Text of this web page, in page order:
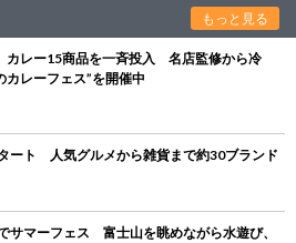
もっと見る
カレー15商品を一斉投入 名店監修から冷
カレーフェス”を開催中
ート 人気グルメから雑貨まで約30ブランド
サマーフェス 富士山を眺めながら水遊び、